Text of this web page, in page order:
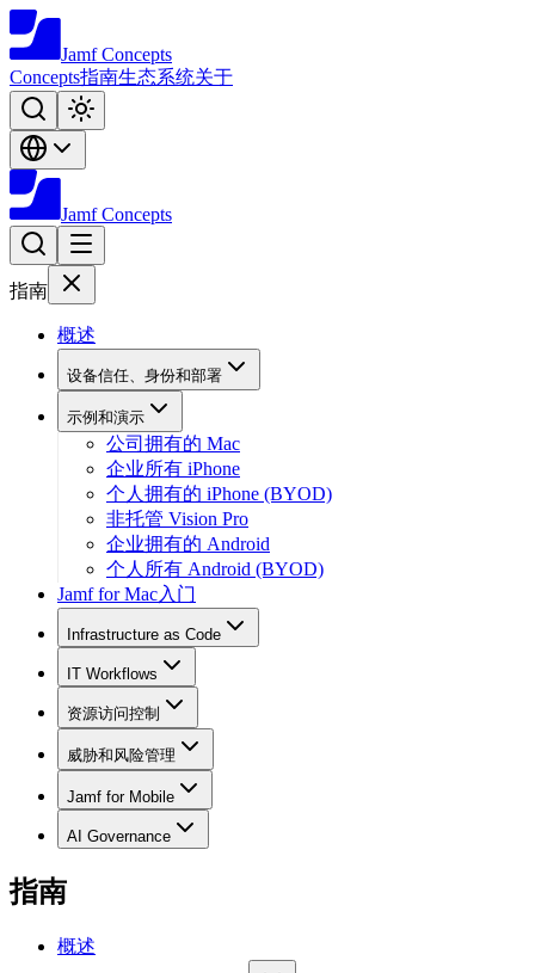
Jamf Concepts
Concepts指南生态系统关于
Jamf Concepts
指南
概述
设备信任、身份和部署
示例和演示
公司拥有的 Mac
企业所有 iPhone
个人拥有的 iPhone (BYOD)
非托管 Vision Pro
企业拥有的 Android
个人所有 Android (BYOD)
Jamf for Mac入门
Infrastructure as Code
IT Workflows
资源访问控制
威胁和风险管理
Jamf for Mobile
AI Governance
指南
概述